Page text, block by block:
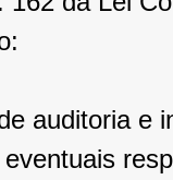
auditoria e